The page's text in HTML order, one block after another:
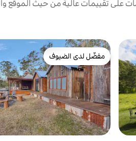
على تقييمات عالية من حيث الموقع
مفضّل لدى الضيوف
مفضّل لدى الضيوف